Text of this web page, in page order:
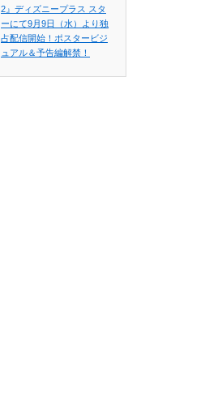
2』ディズニープラス スタ
ーにて9月9日（水）より独
占配信開始！ポスタービジ
ュアル＆予告編解禁！